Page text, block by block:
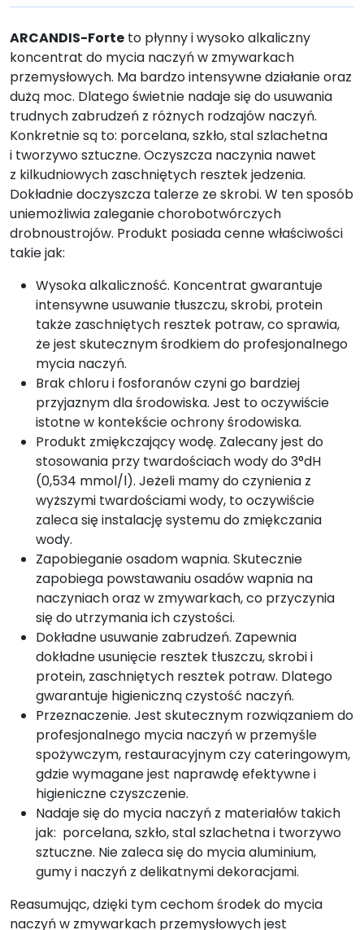
ARCANDIS-Forte to płynny i wysoko alkaliczny
koncentrat do mycia naczyń w zmywarkach
przemysłowych. Ma bardzo intensywne działanie oraz
dużą moc. Dlatego świetnie nadaje się do usuwania
trudnych zabrudzeń z różnych rodzajów naczyń.
Konkretnie są to: porcelana, szkło, stal szlachetna
i tworzywo sztuczne. Oczyszcza naczynia nawet
z kilkudniowych zaschniętych resztek jedzenia.
Dokładnie doczyszcza talerze ze skrobi. W ten sposób
uniemożliwia zaleganie chorobotwórczych
drobnoustrojów. Produkt posiada cenne właściwości
takie jak:
Wysoka alkaliczność. Koncentrat gwarantuje
intensywne usuwanie tłuszczu, skrobi, protein
także zaschniętych resztek potraw, co sprawia,
że jest skutecznym środkiem do profesjonalnego
mycia naczyń.
Brak chloru i fosforanów czyni go bardziej
przyjaznym dla środowiska. Jest to oczywiście
istotne w kontekście ochrony środowiska.
Produkt zmiękczający wodę. Zalecany jest do
stosowania przy twardościach wody do 3°dH
(0,534 mmol/l). Jeżeli mamy do czynienia z
wyższymi twardościami wody, to oczywiście
zaleca się instalację systemu do zmiękczania
wody.
Zapobieganie osadom wapnia. Skutecznie
zapobiega powstawaniu osadów wapnia na
naczyniach oraz w zmywarkach, co przyczynia
się do utrzymania ich czystości.
Dokładne usuwanie zabrudzeń. Zapewnia
dokładne usunięcie resztek tłuszczu, skrobi i
protein, zaschniętych resztek potraw. Dlatego
gwarantuje higieniczną czystość naczyń.
Przeznaczenie. Jest skutecznym rozwiązaniem do
profesjonalnego mycia naczyń w przemyśle
spożywczym, restauracyjnym czy cateringowym,
gdzie wymagane jest naprawdę efektywne i
higieniczne czyszczenie.
Nadaje się do mycia naczyń z materiałów takich
jak: porcelana, szkło, stal szlachetna i tworzywo
sztuczne. Nie zaleca się do mycia aluminium,
gumy i naczyń z delikatnymi dekoracjami.
Reasumując, dzięki tym cechom środek do mycia
naczyń w zmywarkach przemysłowych jest